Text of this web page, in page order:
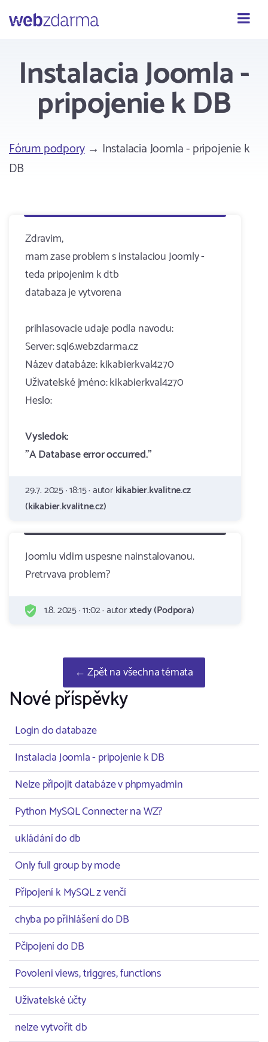
Webzdarma
Instalacia Joomla -
pripojenie k DB
Fórum podpory→ Instalacia Joomla - pripojenie k
DB
Zdravim,
mam zase problem s instalaciou Joomly -
teda pripojenim k dtb
databaza je vytvorena
prihlasovacie udaje podla navodu:
Server: sql6.webzdarma.cz
Název databáze: kikabierkval4270
Uživatelské jméno: kikabierkval4270
Heslo:
Vysledok:
"A Database error occurred."
29.7. 2025 · 18:15 · autorkikabier.kvalitne.cz
(kikabier.kvalitne.cz)
Joomlu vidim uspesne nainstalovanou.
Pretrvava problem?
1.8. 2025 · 11:02 · autorxtedy (Podpora)
← Zpět na všechna témata
Nové příspěvky
Login do databaze
Instalacia Joomla - pripojenie k DB
Nelze připojit databáze v phpmyadmin
Python MySQL Connecter na WZ?
ukládání do db
Only full group by mode
Připojení k MySQL z venčí
chyba po přihlášení do DB
Pčipojení do DB
Povoleni views, triggres, functions
Uživatelské účty
nelze vytvořit db